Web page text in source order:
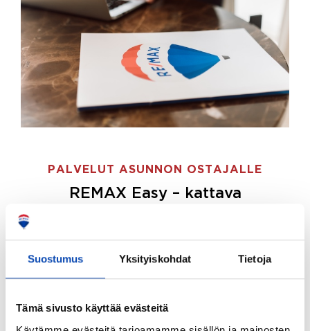
Suostumus Yksityiskohdat Tietoja
Tämä sivusto käyttää evästeitä
PALVELUT ASUNNON OSTAJALLE
REMAX Easy – kattava
ostajille.
Tee ostotoimeksianto ja etsimme juuri